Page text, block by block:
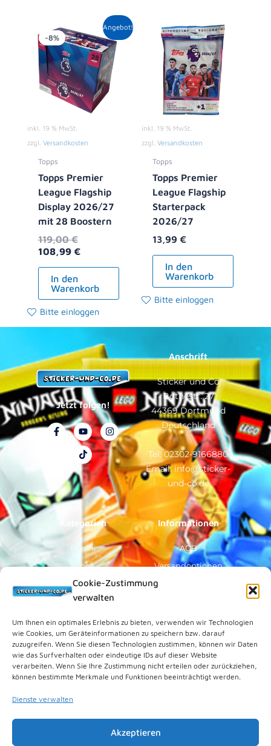
Cookie-Zustimmung
verwalten
Um Ihnen ein optimales Erlebnis zu bieten, verwenden wir Technologien
wie Cookies, um Geräteinformationen zu speichern bzw. darauf
zuzugreifen. Wenn Sie diesen Technologien zustimmen, können wir Daten
wie das Surfverhalten oder eindeutige IDs auf dieser Website
verarbeiten. Wenn Sie Ihre Zustimmung nicht erteilen oder zurückziehen,
können bestimmte Merkmale und Funktionen beeinträchtigt werden.
Dienste verwalten
Akzeptieren
Angebot!
-8%
inkl. 19 % MwSt.
zzgl. Versandkosten
Topps
Topps Premier
League Flagship
Display 2026/27
mit 28 Boostern
119,00€
Ursprünglicher
Preis
war:
119,00 €
108,99 €
Aktueller
Preis
ist:
108,99 €.
In den
Warenkorb
Bitte einloggen
inkl. 19 % MwSt.
zzgl. Versandkosten
Topps
Topps Premier
League Flagship
Starterpack
2026/27
13,99 €
In den
Warenkorb
Bitte einloggen
Jetzt folgen!
F
a
k
-
f
Y
o
u
t
u
b
e
I
n
s
t
a
g
r
a
m
T
i
k
t
o
k
Anschrift
Sticker und Co
Bothestr. 27
44369 Dortmund
Deutschland
Tel: 02302-9166880
Email: info@sticker-
und-co.de
Kategorien
Panini
Topps
Blue Ocean
Sammelfiguren
Vorverkauf
Informationen
AGB
Versandoptionen
Zahlungsoptionen
Über Uns
Rechtliches
Kundenkonto
Datenschutz
Cookies (EU)
Vertrag widerrufen